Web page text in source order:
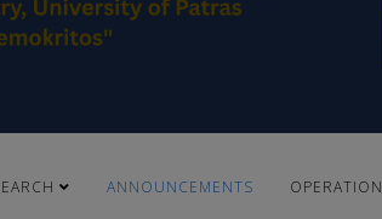
ANNOUNCEMENTS OPERATION